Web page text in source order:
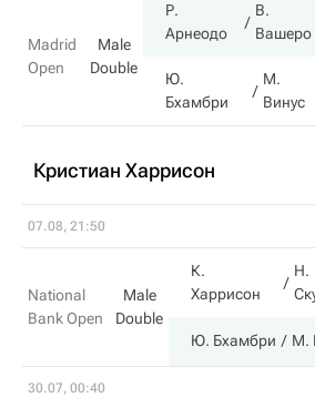
Madrid
Open
Male
Double
Р.
Арнеодо
В.
Вашеро
Ю.
Бхамбри
М.
Винус
Кристиан Харрисон
07.08, 21:50
National
Bank Open
Male
Double
К.
Харрисон
Н.
Ю. Бхамбри М.
30.07, 00:40